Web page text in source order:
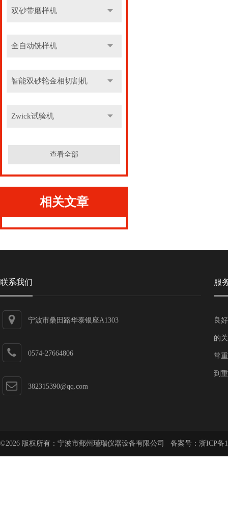
双砂带磨样机
全自动铣样机
智能双砂轮金相切割机
Zwick试验机
查看全部
相关文章
联系我们
宁波市桑田路华泰银座A1303
0574-27664806
382315390@qq.com
服
良
的
常
到
©2026 版权所有：宁波市鄞州瑾瑞仪器设备有限公司 备案号： 浙ICP备